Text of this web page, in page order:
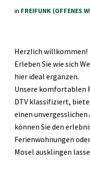
in FREIFUNK (OFFENES
Herzlich willkommen!
Erleben Sie wie sich
hier ideal ergänzen.
Unsere komfortablen
DTV klassifiziert,
einen
können Sie den
Ferienwohnungen
Mosel ausklingen